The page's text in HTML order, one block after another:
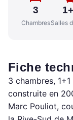
3
ChambresSalles
Fiche
3 chambres,
construite en
Marc Pouliot,